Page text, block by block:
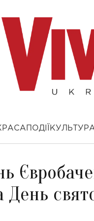
ПОДІЇ